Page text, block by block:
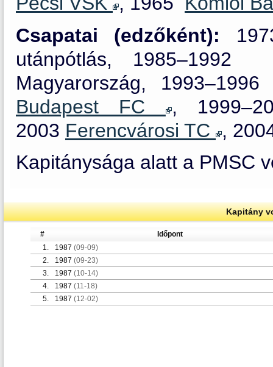
Csapatai (edzőként):
utánpótlás, 1985–1992
Magyarország,
Budapest FC
,
2003 Ferencvárosi TC
,
Kapitánysága alatt a PMSC
Kapitány
#
Időpont
1.
1987 (09-09)
2.
1987 (09-23)
3.
1987 (10-14)
4.
1987 (11-18)
5.
1987 (12-02)